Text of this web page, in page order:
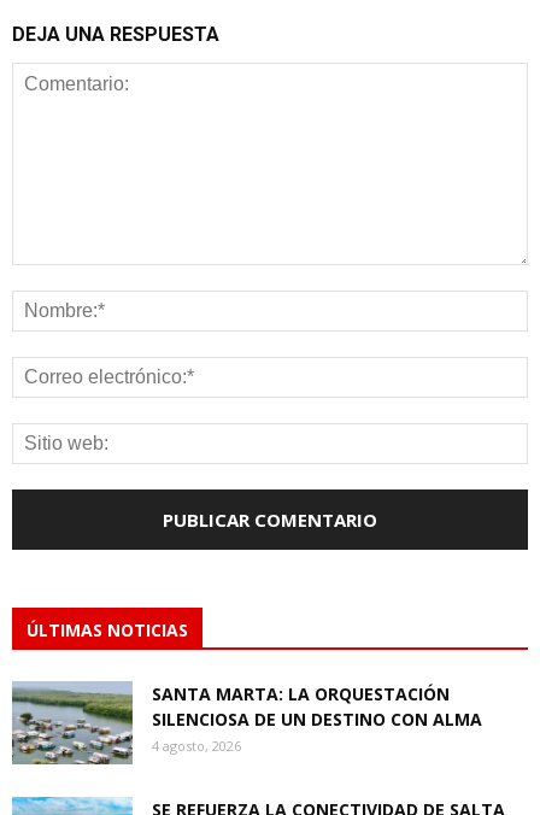
DEJA UNA RESPUESTA
ÚLTIMAS NOTICIAS
SANTA MARTA: LA ORQUESTACIÓN
SILENCIOSA DE UN DESTINO CON ALMA
4 agosto, 2026
SE REFUERZA LA CONECTIVIDAD DE SALTA